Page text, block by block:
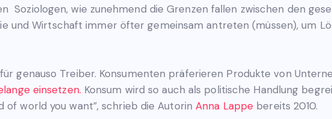
Soziologen, wie zunehmend die Grenzen fallen zwischen den
und Wirtschaft immer öfter gemeinsam antreten (müssen), um
genauso Treiber. Konsumenten präferieren Produkte von
einsetzen. Konsum wird so auch als politische Handlung
of world you want”, schrieb die AutorinAnna Lappe bereits 2010.